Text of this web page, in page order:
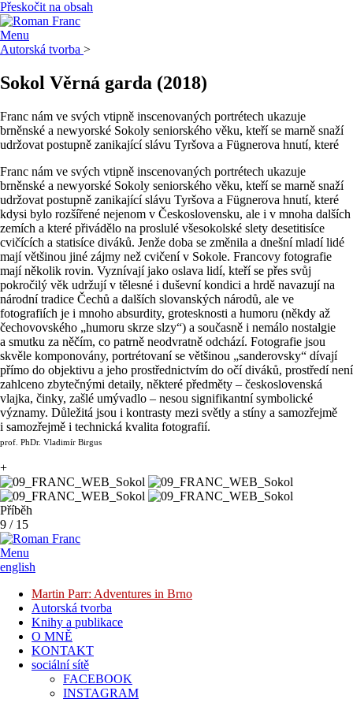
Přeskočit na obsah
Menu
Autorská tvorba >
Sokol Věrná garda (2018)
Franc nám ve svých vtipně inscenovaných portrétech ukazuje
brněnské a newyorské Sokoly seniorského věku, kteří se marně snaží
udržovat postupně zanikající slávu Tyršova a Fügnerova hnutí, které
Franc nám ve svých vtipně inscenovaných portrétech ukazuje
brněnské a newyorské Sokoly seniorského věku, kteří se marně snaží
udržovat postupně zanikající slávu Tyršova a Fügnerova hnutí, které
kdysi bylo rozšířené nejenom v Československu, ale i v mnoha dalších
zemích a které přivádělo na proslulé všesokolské slety desetitisíce
cvičících a statisíce diváků. Jenže doba se změnila a dnešní mladí lidé
mají většinou jiné zájmy než cvičení v Sokole. Francovy fotografie
mají několik rovin. Vyznívají jako oslava lidí, kteří se přes svůj
pokročilý věk udržují v tělesné i duševní kondici a hrdě navazují na
národní tradice Čechů a dalších slovanských národů, ale ve
fotografiích je i mnoho absurdity, grotesknosti a humoru (někdy až
čechovovského „humoru skrze slzy“) a současně i nemálo nostalgie
a smutku za něčím, co patrně neodvratně odchází. Fotografie jsou
skvěle komponovány, portrétovaní se většinou „sanderovsky“ dívají
přímo do objektivu a jeho prostřednictvím do očí diváků, prostředí není
zahlceno zbytečnými detaily, některé předměty – československá
vlajka, činky, zašlé umývadlo – nesou signifikantní symbolické
významy. Důležitá jsou i kontrasty mezi světly a stíny a samozřejmě
i samozřejmě i technická kvalita fotografií.
prof. PhDr. Vladimír Birgus
+
Příběh
9 / 15
Menu
english
Martin Parr: Adventures in Brno
Autorská tvorba
Knihy a publikace
O MNĚ
KONTAKT
sociální sítě
FACEBOOK
INSTAGRAM